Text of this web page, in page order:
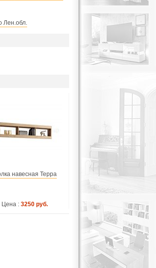
Лен.обл.
навесная Терра
Цена : 3250 руб.